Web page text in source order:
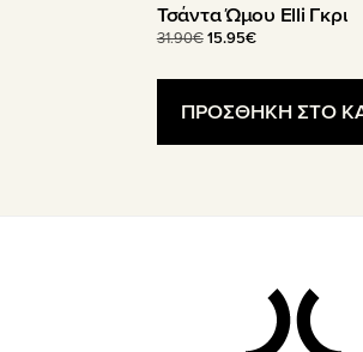
Τσάντα Ώμου Elli Γκρι
31.90€ Original
was:
31.90€.
15.95€Η
τιμή
είναι:
ΠΡΟΣΘΗΚΗ ΣΤΟ